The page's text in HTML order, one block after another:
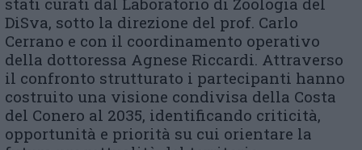
DiSva, sotto la direzione del prof. Carlo
Cerrano e con il coordinamento operativo
della dottoressa Agnese Riccardi. Attraverso
il confronto strutturato i partecipanti hanno
costruito una visione condivisa della Costa
del Conero al 2035, identificando criticità,
opportunità e priorità su cui orientare la